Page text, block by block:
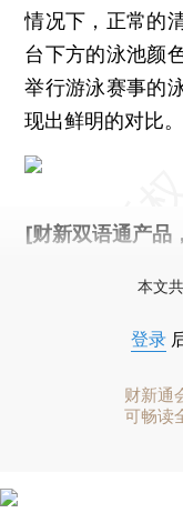
情况下，正常的
台下方的泳池颜
举行游泳赛事的
现出鲜明的对比。
[财新双语通产品
本文
登录
财新通
可畅读